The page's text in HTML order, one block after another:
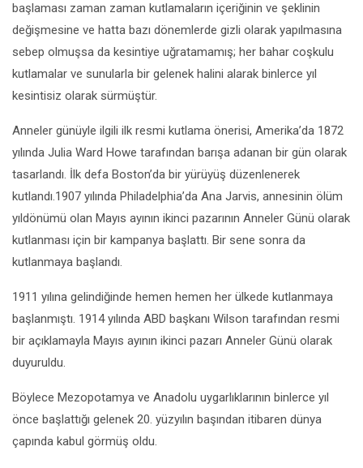
başlaması zaman zaman kutlamaların içeriğinin ve şeklinin
değişmesine ve hatta bazı dönemlerde gizli olarak yapılmasına
sebep olmuşsa da kesintiye uğratamamış; her bahar coşkulu
kutlamalar ve sunularla bir gelenek halini alarak binlerce yıl
kesintisiz olarak sürmüştür.
Anneler günüyle ilgili ilk resmi kutlama önerisi, Amerika’da 1872
yılında Julia Ward Howe tarafından barışa adanan bir gün olarak
tasarlandı. İlk defa Boston’da bir yürüyüş düzenlenerek
kutlandı.1907 yılında Philadelphia’da Ana Jarvis, annesinin ölüm
yıldönümü olan Mayıs ayının ikinci pazarının Anneler Günü olarak
kutlanması için bir kampanya başlattı. Bir sene sonra da
kutlanmaya başlandı.
1911 yılına gelindiğinde hemen hemen her ülkede kutlanmaya
başlanmıştı. 1914 yılında ABD başkanı Wilson tarafından resmi
bir açıklamayla Mayıs ayının ikinci pazarı Anneler Günü olarak
duyuruldu.
Böylece Mezopotamya ve Anadolu uygarlıklarının binlerce yıl
önce başlattığı gelenek 20. yüzyılın başından itibaren dünya
çapında kabul görmüş oldu.